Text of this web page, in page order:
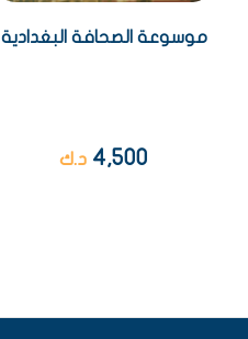
موسوعة الصحافة البغدادية
4,500 د.ك